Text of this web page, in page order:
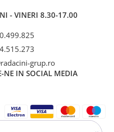
- VINERI 8.30-17.00
grup.ro
NE IN SOCIAL MEDIA